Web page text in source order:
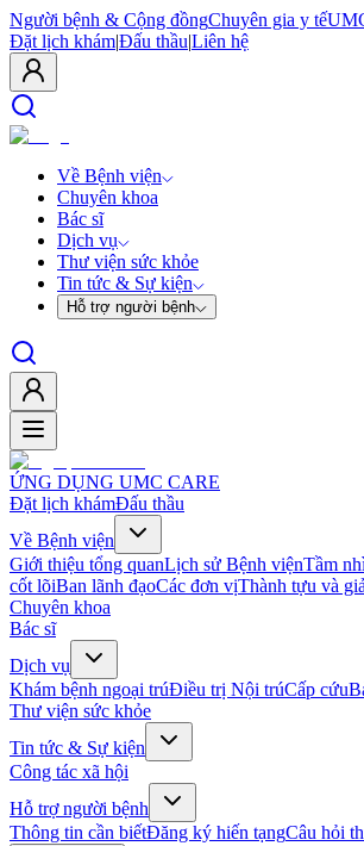
Người bệnh & Cộng đồngChuyên gia y tế
Đặt lịch khám|Đấu thầu|Liên hệ
Về Bệnh viện
Chuyên khoa
Bác sĩ
Dịch vụ
Thư viện sức khỏe
Tin tức & Sự kiện
Hỗ trợ người bệnh
ỨNG DỤNG UMC CARE
Đặt lịch khámĐấu thầu
Về Bệnh viện
Giới thiệu tổng quanLịch sử Bệnh việnTầm
cốt lõiBan lãnh đạoCác đơn vịThành tựu và
Chuyên khoa
Bác sĩ
Dịch vụ
Khám bệnh ngoại trúĐiều trị Nội trúCấp cứu
Thư viện sức khỏe
Tin tức & Sự kiện
Công tác xã hội
Hỗ trợ người bệnh
Thông tin cần biếtĐăng ký hiến tạngCâu hỏi